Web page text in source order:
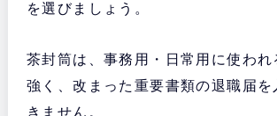
を選びましょう。
茶封筒は、事務用・日常用に使われ
強く、改まった重要書類の退職届を
きません。